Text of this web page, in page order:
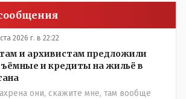
2026 г. в 22:22
и архивистам предложили
и кредиты на жильё в
они, скажите мне, там вообще